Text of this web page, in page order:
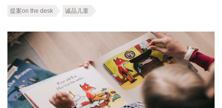
提案on the desk 诚品儿童